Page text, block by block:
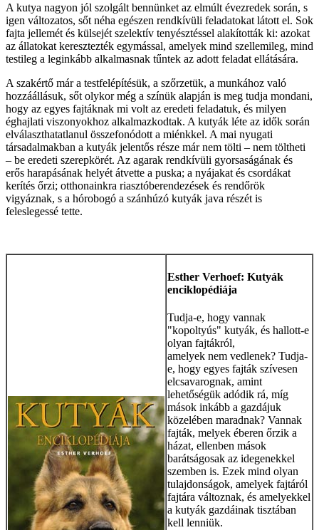
A kutya nagyon jól szolgált bennünket az elmúlt évezredek során, s
igen változatos, sőt néha egészen rendkívüli feladatokat látott el. Sok
fajta jellemét és külsejét szelektív tenyésztéssel alakították ki: azokat
az állatokat keresztezték egymással, amelyek mind szellemileg, mind
testileg a leginkább alkalmasnak tűntek az adott feladat ellátására.
A szakértő már a testfelépítésük, a szőrzetük, a munkához való
hozzáállásuk, sőt olykor még a színük alapján is meg tudja mondani,
hogy az egyes fajtáknak mi volt az eredeti feladatuk, és milyen
éghajlati viszonyokhoz alkalmazkodtak. A kutyák léte az idők során
elválaszthatatlanul összefonódott a miénkkel. A mai nyugati
társadalmakban a kutyák jelentős része már nem tölti – nem töltheti
– be eredeti szerepkörét. Az agarak rendkívüli gyorsaságának és
erős harapásának helyét átvette a puska; a nyájakat és csordákat
kerítés őrzi; otthonainkra riasztóberendezések és rendőrök
vigyáznak, s a hórobogó a szánhúzó kutyák java részét is
feleslegessé tette.
Esther Verhoef: Kutyák
enciklopédiája
Tudja-e, hogy vannak
"kopoltyús" kutyák, és hallott-e
olyan fajtákról,
amelyek nem vedlenek? Tudja-
e, hogy egyes fajták szívesen
elcsavarognak, amint
lehetőségük adódik rá, míg
mások inkább a gazdájuk
közelében maradnak? Vannak
fajták, melyek éberen őrzik a
házat, ellenben mások
barátságosak az idegenekkel
szemben is. Ezek mind olyan
tulajdonságok, amelyek fajtáról
fajtára változnak, és amelyekkel
a kutyák gazdáinak tisztában
kell lenniük.